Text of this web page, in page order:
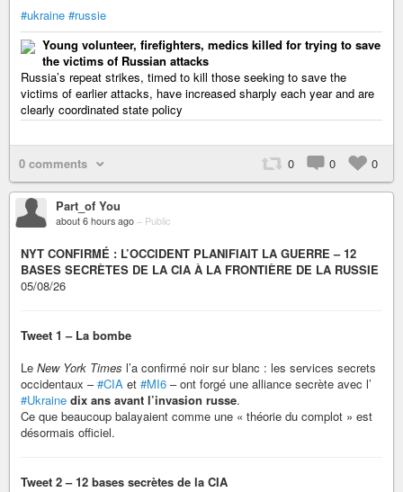
#ukraine #russie
Young volunteer, firefighters, medics killed for trying to save
the victims of Russian attacks
Russia’s repeat strikes, timed to kill those seeking to save the
victims of earlier attacks, have increased sharply each year and are
clearly coordinated state policy
0 comments 0 0 0
Part_of You
about 6 hours ago – Public
NYT CONFIRMÉ : L’OCCIDENT PLANIFIAIT LA GUERRE – 12
BASES SECRÈTES DE LA CIA À LA FRONTIÈRE DE LA RUSSIE
05/08/26
Tweet 1 – La bombe
Le New York Times l’a confirmé noir sur blanc : les services secrets
occidentaux –#CIA et #MI6 – ont forgé une alliance secrète avec l’
#Ukraine dix ans avant l’invasion russe.
Ce que beaucoup balayaient comme une « théorie du complot » est
désormais officiel.
Tweet 2 – 12 bases secrètes de la CIA